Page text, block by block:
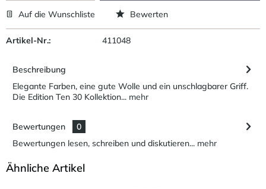
Auf die Wunschliste Bewerten
Artikel-Nr.: 411048
Beschreibung
Elegante Farben, eine gute Wolle und ein unschlagbarer Griff.
Die Edition Ten 30 Kollektion... mehr
Bewertungen
0
Bewertungen lesen, schreiben und diskutieren... mehr
Ähnliche Artikel